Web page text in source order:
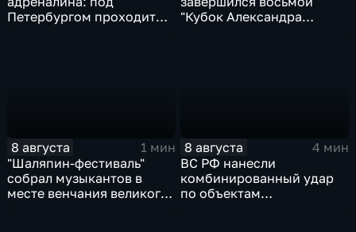
Петербургом проходит
"Кубок Александра
8 августа
1 мин
"Шаляпин‑фестиваль"
собрал музыкантов в
месте венчания великого
8 августа
4 мин
ВС РФ нанесли
комбинированный удар
по объектам